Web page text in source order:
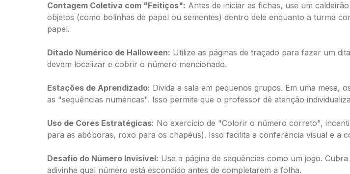
Contagem Coletiva com "Feitiços": Antes de iniciar as fichas, use um
objetos (como bolinhas de papel ou sementes) dentro dele enquanto a turma
papel.
Ditado Numérico de Halloween: Utilize as páginas de traçado para fazer um
devem localizar e cobrir o número mencionado.
Estações de Aprendizado: Divida a sala em pequenos grupos. Em uma mesa,
as "sequências numéricas". Isso permite que o professor dê atenção
Uso de Cores Estratégicas: No exercício de "Colorir o número correto",
para as abóboras, roxo para os chapéus). Isso facilita a conferência visual e a
Desafio do Número Invisível: Use a página de sequências como um jogo.
adivinhe qual número está escondido antes de completarem a folha.